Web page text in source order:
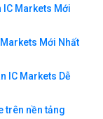
IC Markets Mới
Mới Nhất
IC Markets Dễ
trên nền tảng